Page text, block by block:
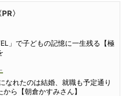
〉
」で子どもの記憶に一生残る【極
なれたのは結婚、就職も予定通り
ら【朝倉かすみさん】